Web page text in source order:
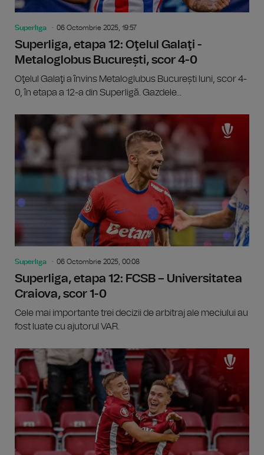
Superliga 06 Octombrie 2025, 19:57
Superliga, etapa 12: Oţelul Galaţi -
Metaloglobus București, scor 4-0
Oţelul Galaţi a învins Metaloglubus București luni, scor 4-
0, în etapa a 12-a din Superligă. Gazdele...
Superliga 06 Octombrie 2025, 00:08
Superliga, etapa 12: FCSB – Universitatea
Craiova, scor 1-0
Cele mai importante trei decizii de arbitraj ale meciului au
fost luate cu ajutorul VAR.